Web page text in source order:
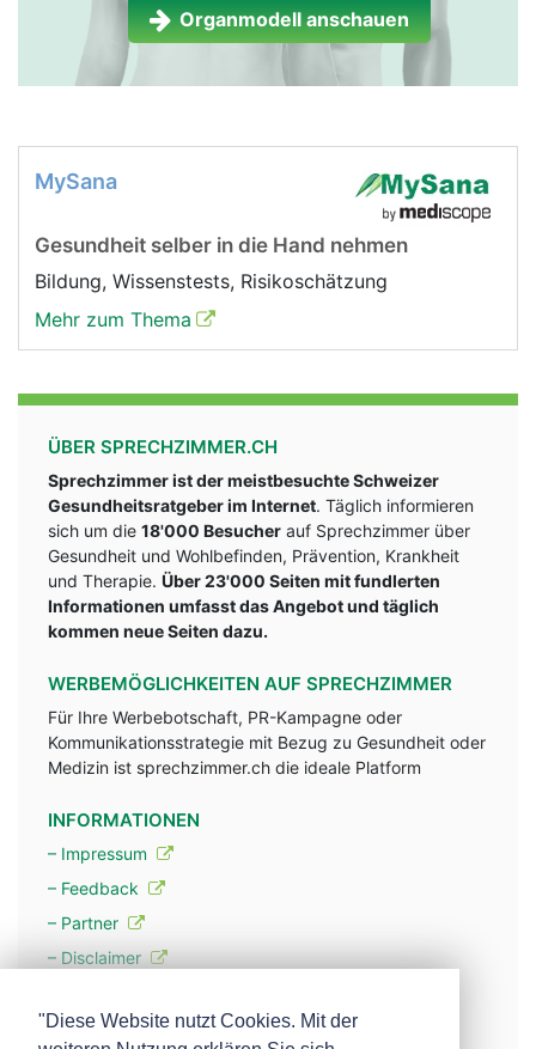
Organmodell anschauen
MySana
Gesundheit selber in die Hand nehmen
Bildung, Wissenstests, Risikoschätzung
Mehr zum Thema
ÜBER SPRECHZIMMER.CH
Sprechzimmer ist der meistbesuchte Schweizer
Gesundheitsratgeber im Internet. Täglich informieren
sich um die 18'000 Besucher auf Sprechzimmer über
Gesundheit und Wohlbefinden, Prävention, Krankheit
und Therapie. Über 23'000 Seiten mit fundlerten
Informationen umfasst das Angebot und täglich
kommen neue Seiten dazu.
WERBEMÖGLICHKEITEN AUF SPRECHZIMMER
Für Ihre Werbebotschaft, PR-Kampagne oder
Kommunikationsstrategie mit Bezug zu Gesundheit oder
Medizin ist sprechzimmer.ch die ideale Platform
INFORMATIONEN
– Impressum
– Feedback
– Partner
– Disclaimer
"Diese Website nutzt Cookies. Mit der